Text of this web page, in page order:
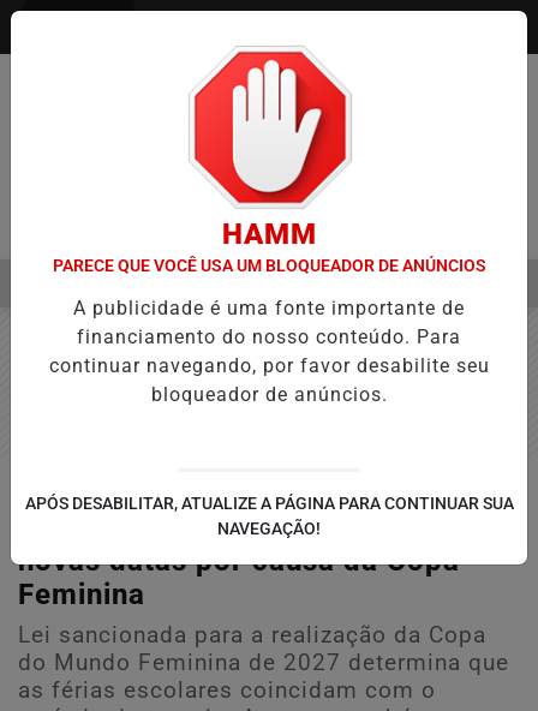
EM ALTA
EDUCAÇÃO
Férias escolares de 2027 terão
novas datas por causa da Copa
Feminina
Lei sancionada para a realização da Copa
do Mundo Feminina de 2027 determina que
as férias escolares coincidam com o
HAMM
PARECE QUE VOCÊ USA UM BLOQUEADOR DE ANÚNCIOS
A publicidade é uma fonte importante de
financiamento do nosso conteúdo. Para
continuar navegando, por favor desabilite seu
bloqueador de anúncios.
APÓS DESABILITAR, ATUALIZE A PÁGINA PARA CONTINUAR SUA
NAVEGAÇÃO!